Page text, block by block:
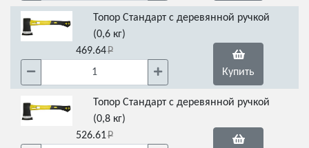
Топор Стандарт с деревянной ручкой
(0,6 кг)
469.64
Купить
Топор Стандарт с деревянной ручкой
(0,8 кг)
526.61